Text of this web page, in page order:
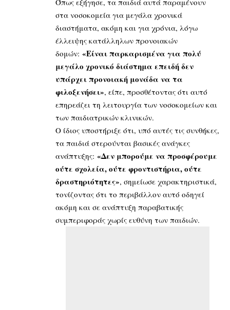
στα νοσοκομεία για μεγάλα χρονικά
διαστήματα, ακόμη και για χρόνια, λόγω
έλλειψης κατάλληλων προνοιακών
δομών: «Είναι παρκαρισμένα για πολύ
μεγάλο χρονικό διάστημα επειδή δεν
υπάρχει προνοιακή μονάδα να τα
φιλοξενήσει», είπε, προσθέτοντας ότι αυτό
επηρεάζει τη λειτουργία των νοσοκομείων και
των παιδιατρικών κλινικών.
Ο ίδιος υποστήριξε ότι, υπό αυτές τις συνθήκες,
τα παιδιά στερούνται βασικές ανάγκες
ανάπτυξης: «Δεν μπορούμε να προσφέρουμε
ούτε σχολεία, ούτε φροντιστήρια, ούτε
δραστηριότητες», σημείωσε χαρακτηριστικά,
τονίζοντας ότι το περιβάλλον αυτό οδηγεί
ακόμη και σε ανάπτυξη παραβατικής
συμπεριφοράς χωρίς ευθύνη των παιδιών.